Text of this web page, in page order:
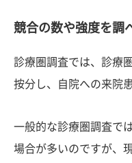
競合の数や強度を調
診療圏調査では、診療
按分し、自院への来院
一般的な診療圏調査で
場合が多いのですが、